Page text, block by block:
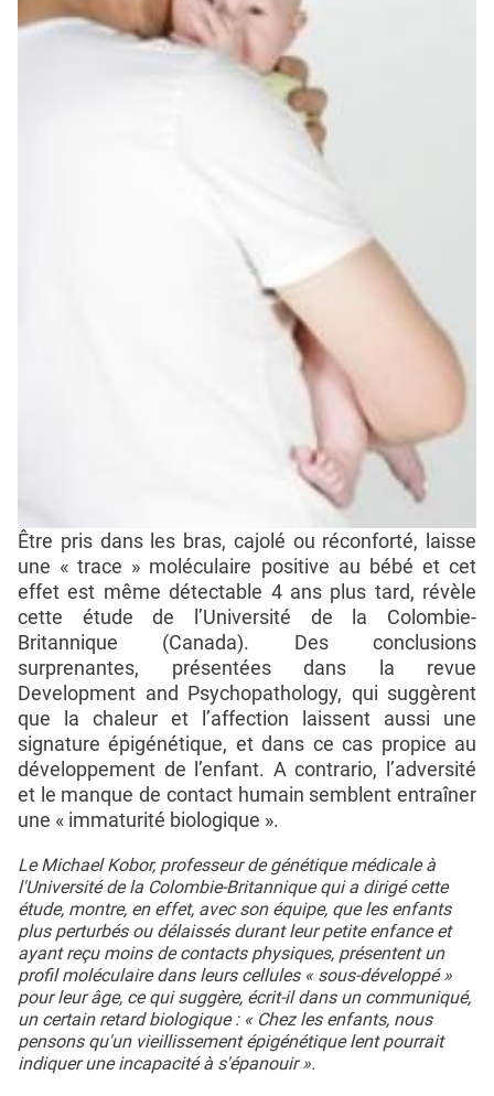
Être pris dans les bras, cajolé ou réconforté, laisse
une « trace » moléculaire positive au bébé et cet
effet est même détectable 4 ans plus tard, révèle
cette étude de l’Université de la Colombie-
Britannique (Canada). Des conclusions
surprenantes, présentées dans la revue
Development and Psychopathology, qui suggèrent
que la chaleur et l’affection laissent aussi une
signature épigénétique, et dans ce cas propice au
développement de l’enfant. A contrario, l’adversité
et le manque de contact humain semblent entraîner
une « immaturité biologique ».
Le Michael Kobor, professeur de génétique médicale à
l'Université de la Colombie-Britannique qui a dirigé cette
étude, montre, en effet, avec son équipe, que les enfants
plus perturbés ou délaissés durant leur petite enfance et
ayant reçu moins de contacts physiques, présentent un
profil moléculaire dans leurs cellules « sous-développé »
pour leur âge, ce qui suggère, écrit-il dans un communiqué,
un certain retard biologique : « Chez les enfants, nous
pensons qu'un vieillissement épigénétique lent pourrait
indiquer une incapacité à s'épanouir ».